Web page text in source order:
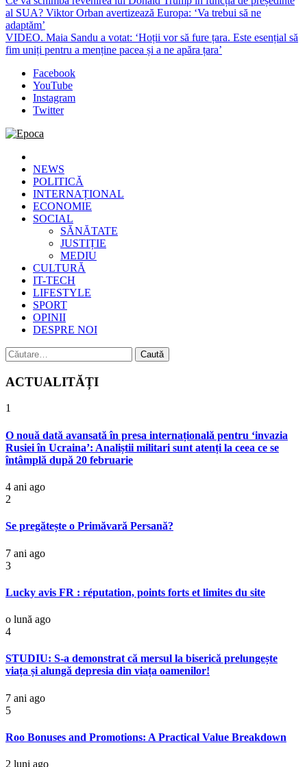
al SUA? Viktor Orban avertizează Europa: ‘Va trebui să ne
adaptăm’
VIDEO. Maia Sandu a votat: ‘Hoții vor să fure țara. Este esențial să
fim uniți pentru a menține pacea și a ne apăra țara’
Facebook
YouTube
Instagram
Twitter
Epoca
Cele mai noi știri online din România
NEWS
POLITICĂ
INTERNAȚIONAL
ECONOMIE
SOCIAL
SĂNĂTATE
JUSTIȚIE
MEDIU
CULTURĂ
IT-TECH
LIFESTYLE
SPORT
OPINII
DESPRE NOI
Caută
după:
ACTUALITĂȚI
1
O nouă dată avansată în presa internațională pentru ‘invazia
Rusiei în Ucraina’: Analiștii militari sunt atenți la ceea ce se
întâmplă după 20 februarie
4 ani ago
2
Se pregătește o Primăvară Persană?
7 ani ago
3
Lucky avis FR : réputation, points forts et limites du site
o lună ago
4
STUDIU: S-a demonstrat că mersul la biserică prelungește
viața și alungă depresia din viața oamenilor!
7 ani ago
5
Roo Bonuses and Promotions: A Practical Value Breakdown
2 luni ago